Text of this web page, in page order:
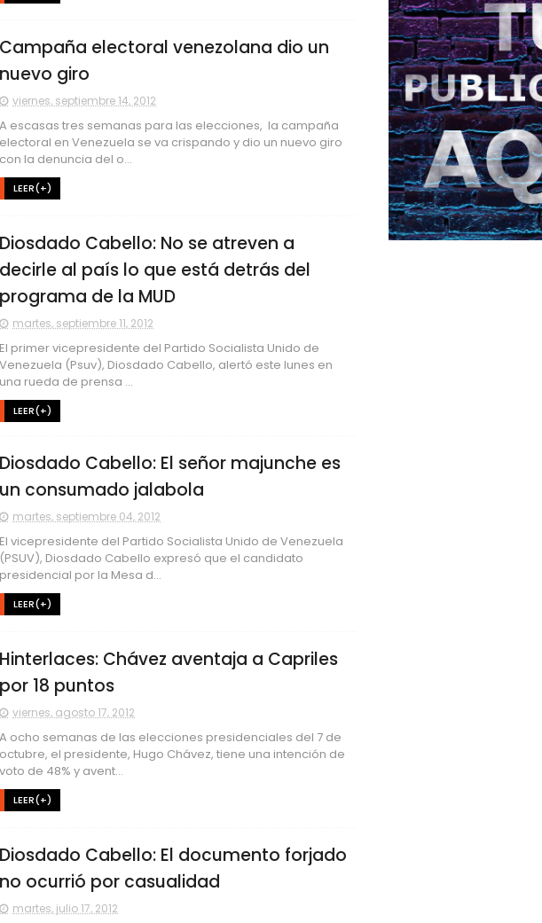
Campaña electoral venezolana dio un
nuevo giro
viernes, septiembre 14, 2012
A escasas tres semanas para las elecciones, la campaña
electoral en Venezuela se va crispando y dio un nuevo giro
con la denuncia del o...
LEER(+)
Diosdado Cabello: No se atreven a
decirle al país lo que está detrás del
programa de la MUD
martes, septiembre 11, 2012
El primer vicepresidente del Partido Socialista Unido de
Venezuela (Psuv), Diosdado Cabello, alertó este lunes en
una rueda de prensa ...
LEER(+)
Diosdado Cabello: El señor majunche es
un consumado jalabola
martes, septiembre 04, 2012
El vicepresidente del Partido Socialista Unido de Venezuela
(PSUV), Diosdado Cabello expresó que el candidato
presidencial por la Mesa d...
LEER(+)
Hinterlaces: Chávez aventaja a Capriles
por 18 puntos
viernes, agosto 17, 2012
A ocho semanas de las elecciones presidenciales del 7 de
octubre, el presidente, Hugo Chávez, tiene una intención de
voto de 48% y avent...
LEER(+)
Diosdado Cabello: El documento forjado
no ocurrió por casualidad
martes, julio 17, 2012